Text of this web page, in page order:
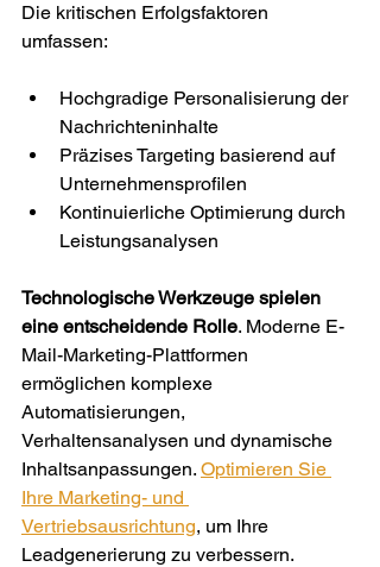
Die kritischen Erfolgsfaktoren
umfassen:
Hochgradige Personalisierung der
Nachrichteninhalte
Präzises Targeting basierend auf
Unternehmensprofilen
Kontinuierliche Optimierung durch
Leistungsanalysen
Technologische Werkzeuge spielen
eine entscheidende Rolle. Moderne E-
Mail-Marketing-Plattformen
ermöglichen komplexe
Automatisierungen,
Verhaltensanalysen und dynamische
Inhaltsanpassungen. Optimieren Sie
Ihre Marketing- und
Vertriebsausrichtung, um Ihre
Leadgenerierung zu verbessern.